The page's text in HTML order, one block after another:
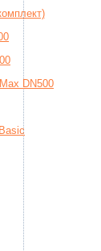
DN500